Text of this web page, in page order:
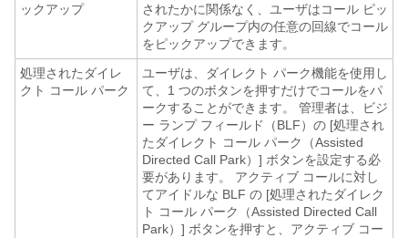
ックアップ
されたかに関係なく、ユーザはコール ピッ
クアップ グループ内の任意の回線でコール
をピックアップできます。
処理されたダイレ
クト コール パーク
ユーザは、ダイレクト パーク機能を使用し
て、1 つのボタンを押すだけでコールをパ
ークすることができます。 管理者は、ビジ
ー ランプ フィールド（BLF）の [処理され
たダイレクト コール パーク（Assisted
Directed Call Park）] ボタンを設定する必
要があります。 アクティブ コールに対し
てアイドルな BLF の [処理されたダイレク
ト コール パーク（Assisted Directed Call
Park）] ボタンを押すと、アクティブ コー